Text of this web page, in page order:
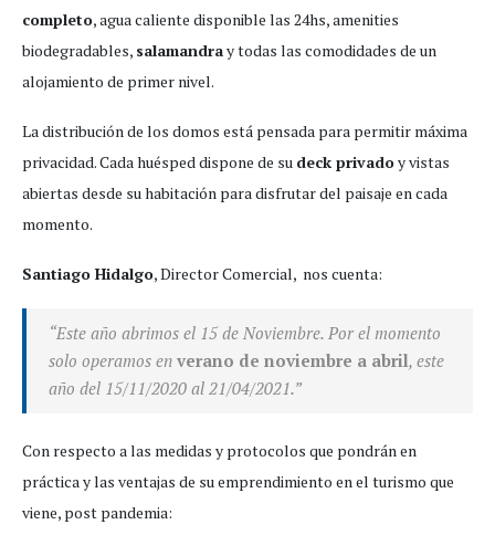
completo, agua caliente disponible las 24hs, amenities
biodegradables, salamandray todas las comodidades de un
alojamiento de primer nivel.
La distribución de los domos está pensada para permitir máxima
privacidad. Cada huésped dispone de su deck privadoy vistas
abiertas desde su habitación para disfrutar del paisaje en cada
momento.
Santiago Hidalgo, Director Comercial, nos cuenta:
“Este año abrimos el 15 de Noviembre. Porel momento
solo operamos en verano de noviembre a abril, este
año del 15/11/2020 al 21/04/2021.”
Con respecto a las medidas y protocolos que pondrán en
práctica y las ventajas de su emprendimiento en el turismo que
viene, post pandemia: